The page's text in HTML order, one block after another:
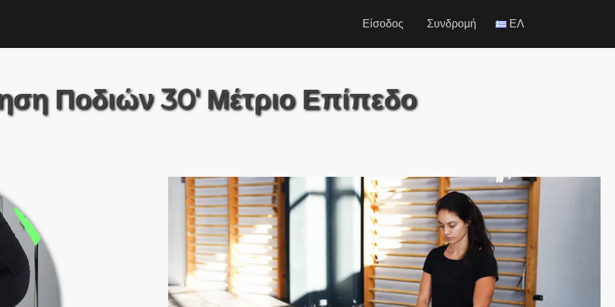
Είσοδος Συνδρομή ΕΛ
Ποδιών 30′ Μέτριο Επίπεδο